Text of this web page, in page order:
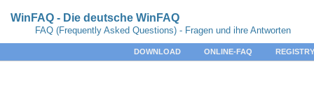
WinFAQ - Die deutsche WinFAQ
FAQ (Frequently Asked Questions) - Fragen und ihre Antworten
DOWNLOAD ONLINE-FAQ